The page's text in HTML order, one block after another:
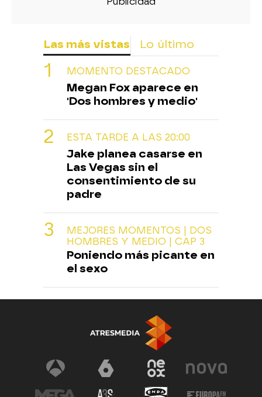
Las más vistas Lo último
MOMENTO DESTACADO
Megan Fox aparece en
'Dos hombres y medio'
ESTA TARDE A LAS 20:00
Jake planea casarse en
Las Vegas sin el
consentimiento de su
padre
MEJORES MOMENTOS | DOS
HOMBRES Y MEDIO | CAP 3
Poniendo más picante en
el sexo